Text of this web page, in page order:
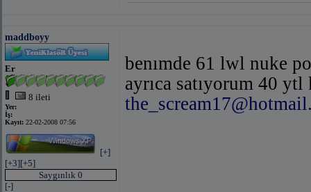
maddboyy
Er
8 ileti
Yer:
İş:
Kayıt: 22-02-2008 07:56
[+]
[+3][+5]
Saygınlık 0
[-]
benımde 61 lwl nuke
ayrıca satıyorum 40